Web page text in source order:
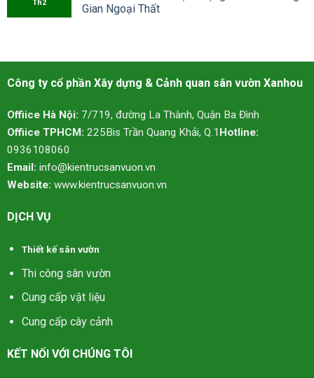
Th2
Gian Ngoại Thất
Công ty cổ phần Xây dựng & Cảnh quan sân vườn Xanhou
Offiice Hà Nội: 7/719, đường La Thành, Quận Ba Đình
Offiice TPHCM: 225Bis Trần Quang Khải, Q.1 Hotline:
0936108060
Email: info@kientrucsanvuon.vn
Website: www.kientrucsanvuon.vn
DỊCH VỤ
Thiết kế sân vườn
Thi công sân vườn
Cung cấp vật liệu
Cung cấp cây cảnh
KẾT NỐI VỚI CHÚNG TÔI